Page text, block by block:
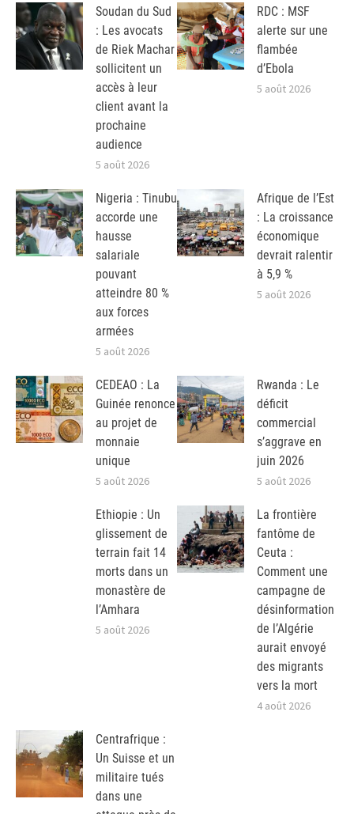
Soudan du Sud
: Les avocats
de Riek Machar
sollicitent un
accès à leur
client avant la
prochaine
audience
5 août 2026
RDC : MSF
alerte sur une
flambée
d’Ebola
5 août 2026
Nigeria : Tinubu
accorde une
hausse
salariale
pouvant
atteindre 80 %
aux forces
armées
5 août 2026
Afrique de l’Est
: La croissance
économique
devrait ralentir
à 5,9 %
5 août 2026
CEDEAO : La
Guinée renonce
au projet de
monnaie
unique
5 août 2026
Rwanda : Le
déficit
commercial
s’aggrave en
juin 2026
5 août 2026
Ethiopie : Un
glissement de
terrain fait 14
morts dans un
monastère de
l’Amhara
5 août 2026
La frontière
fantôme de
Ceuta :
Comment une
campagne de
désinformation
de l’Algérie
aurait envoyé
des migrants
vers la mort
4 août 2026
Centrafrique :
Un Suisse et un
militaire tués
dans une